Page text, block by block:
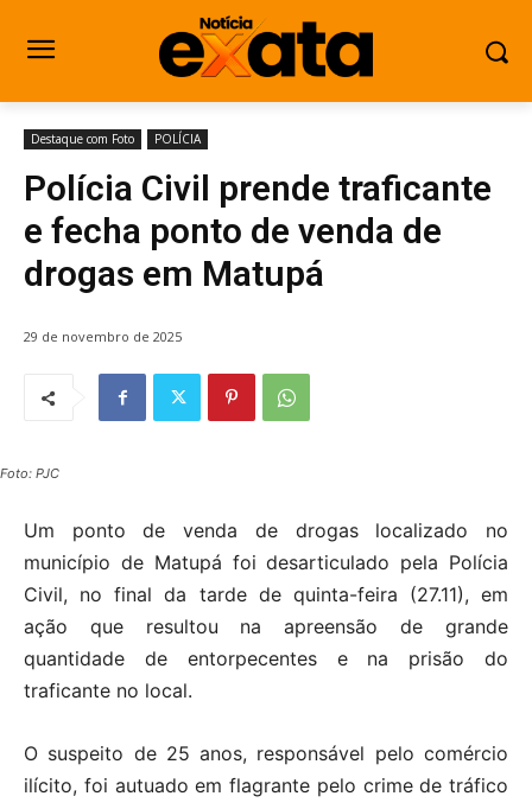
Destaque com Foto POLÍCIA
Polícia Civil prende traficante
e fecha ponto de venda de
drogas em Matupá
29 de novembro de 2025
Foto: PJC
Um ponto de venda de drogas localizado no
município de Matupá foi desarticulado pela Polícia
Civil, no final da tarde de quinta-feira (27.11), em
ação que resultou na apreensão de grande
quantidade de entorpecentes e na prisão do
traficante no local.
O suspeito de 25 anos, responsável pelo comércio
ilícito, foi autuado em flagrante pelo crime de tráfico